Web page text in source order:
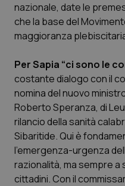
Friuli Venezia
Liguria
Lombardia
Marche
Molise
Dermatite Atopica
Disturbi dell’umore
Dolore
Donna & Salute
Epatiti
nazionale, date le
che la base del
maggioranza
Per Sapia “ci sono le
costante dialogo con il
nomina del nuovo
Roberto Speranza, di
rilancio della sanità
Sibaritide. Qui è
l’emergenza-urgenza
razionalità, ma sempre a
cittadini. Con il